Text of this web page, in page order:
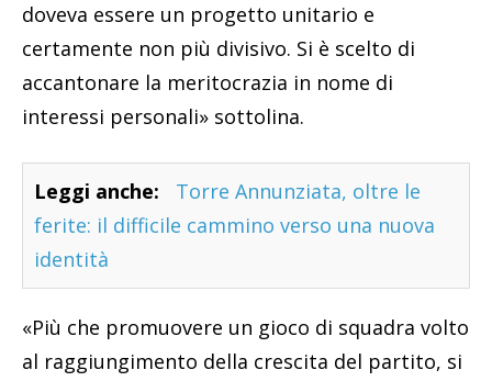
doveva essere un progetto unitario e
certamente non più divisivo. Si è scelto di
accantonare la meritocrazia in nome di
interessi personali» sottolina.
Leggi anche:
Torre Annunziata, oltre le
ferite: il difficile cammino verso una nuova
identità
«Più che promuovere un gioco di squadra volto
al raggiungimento della crescita del partito, si